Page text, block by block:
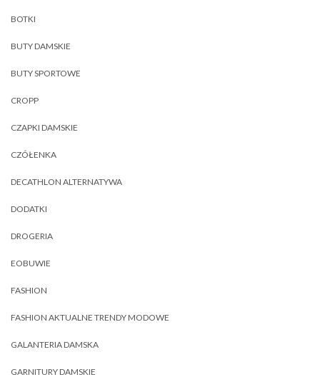
BOTKI
BUTY DAMSKIE
BUTY SPORTOWE
CROPP
CZAPKI DAMSKIE
CZÓŁENKA
DECATHLON ALTERNATYWA
DODATKI
DROGERIA
EOBUWIE
FASHION
FASHION AKTUALNE TRENDY MODOWE
GALANTERIA DAMSKA
GARNITURY DAMSKIE